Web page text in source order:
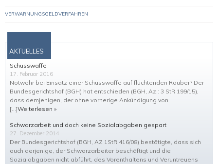
VERWARNUNGSGELDVERFAHREN
AKTUELLES
Schusswaffe
17. Februar 2016
Notwehr bei Einsatz einer Schusswaffe auf flüchtenden Räuber? Der
Bundesgerichtshof (BGH) hat entschieden (BGH, Az.: 3 StR 199/15),
dass demjenigen, der ohne vorherige Ankündigung von
[…]Weiterlesen »
Schwarzarbeit und doch keine Sozialabgaben gespart
27. Dezember 2014
Der Bundesgerichtshof (BGH, AZ 1StR 416/08) bestätigte, dass sich
auch derjenige, der Schwarzarbeiter beschäftigt und die
Sozialabgaben nicht abführt, des Vorenthaltens und Veruntreuens